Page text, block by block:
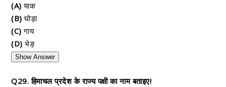
(A) याक
(B) घोड़ा
(C) गाय
(D) भेड़
Show Answer
Q29. हिमाचल प्रदेश के राज्य पक्षी का नाम बताइए!